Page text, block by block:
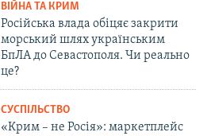
ВІЙНА ТА КРИМ
Російська влада обіцяє закрити
морський шлях українським
БпЛА до Севастополя. Чи реально
це?
СУСПІЛЬСТВО
«Крим – не Росія»: маркетплейс